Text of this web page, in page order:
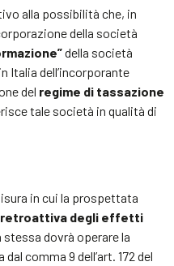
alla possibilità che, in
della società
della società
Italia dell’incorporante
del regime di tassazione
tale società in qualità di
in cui la prospettata
retroattiva degli effetti
stessa dovrà operare la
comma 9 dell’art. 172 del